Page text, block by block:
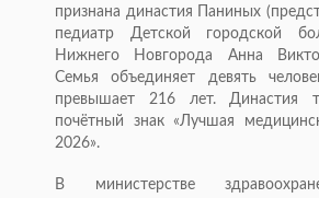
признана династия Паниных
педиатр Детской городской
Нижнего Новгорода Анна
Семья объединяет девять
превышает 216 лет. Династия
почётный знак «Лучшая
2026».
В министерстве